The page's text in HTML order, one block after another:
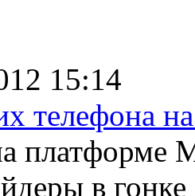
15:14
телефона
платформе
в